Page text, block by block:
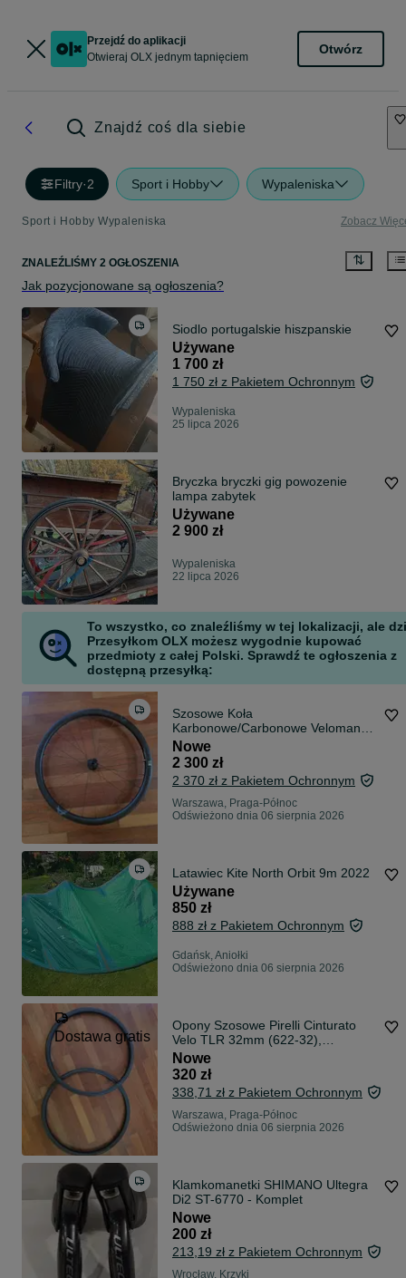
Przejdź do aplikacji
Otwieraj OLX jednym tapnięciem
Otwórz
Znajdź coś dla siebie
Filtry·2 Sport i Hobby Wypaleniska
Sport i Hobby Wypaleniska Zobacz
ZNALEŹLIŚMY 2 OGŁOSZENIA
Jak pozycjonowane są ogłoszenia?
Siodlo portugalskie hiszpanskie
Używane
1 700 zł
1 750 zł z Pakietem Ochronnym
Wypaleniska
25 lipca 2026
Bryczka bryczki gig powozenie
lampa zabytek
Używane
2 900 zł
Wypaleniska
22 lipca 2026
To wszystko, co znaleźliśmy w tej lokalizacji, ale
Przesyłkom OLX możesz wygodnie kupować
przedmioty z całej Polski. Sprawdź te ogłoszenia z
dostępną przesyłką:
Szosowe Koła
Karbonowe/Carbonowe Veloman
Palladium 33 - Shimano
Road/Bianchi Infinito
Nowe
2 300 zł
2 370 zł z Pakietem Ochronnym
Warszawa, Praga-Północ
Odświeżono dnia 06 sierpnia 2026
Latawiec Kite North Orbit 9m 2022
Używane
850 zł
888 zł z Pakietem Ochronnym
Gdańsk, Aniołki
Odświeżono dnia 06 sierpnia 2026
Dostawa gratis
Opony Szosowe Pirelli Cinturato
Velo TLR 32mm (622-32),
Shimano, ArmourTech -
Nowe/Bianchi/
Nowe
320 zł
338,71 zł z Pakietem Ochronnym
Warszawa, Praga-Północ
Odświeżono dnia 06 sierpnia 2026
Klamkomanetki SHIMANO Ultegra
Di2 ST-6770 - Komplet
Nowe
200 zł
213,19 zł z Pakietem Ochronnym
Wrocław, Krzyki